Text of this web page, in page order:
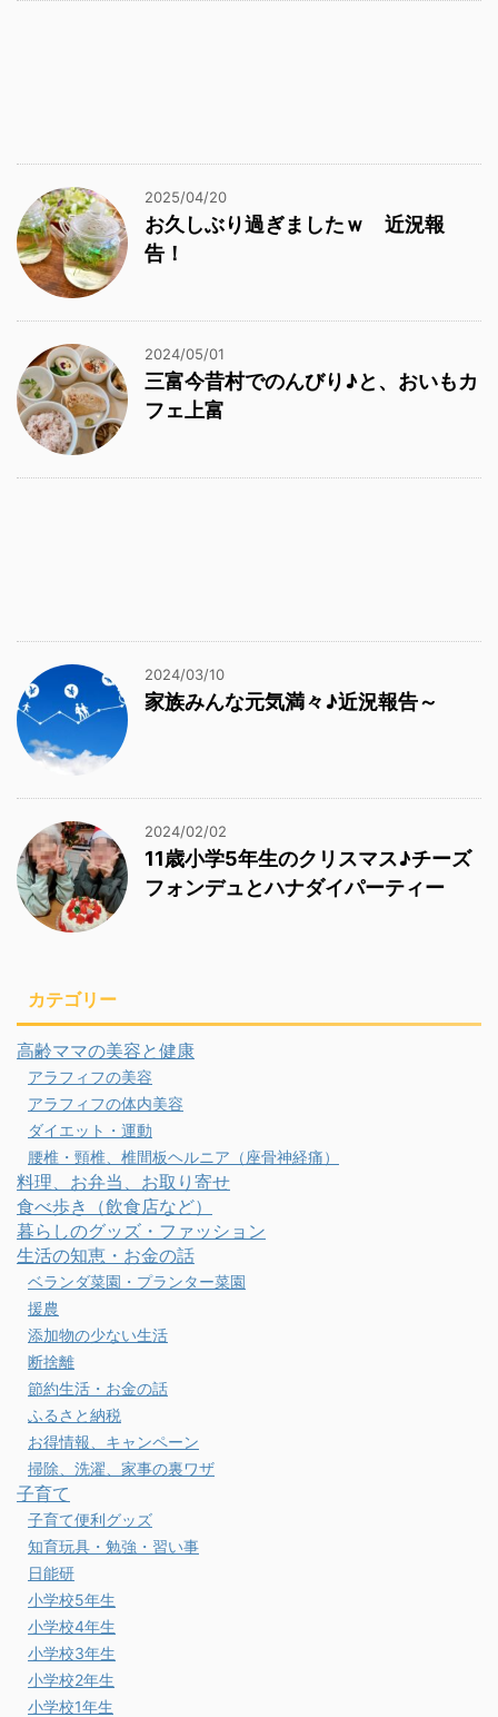
2025/04/20
お久しぶり過ぎましたｗ 近況報
告！
2024/05/01
三富今昔村でのんびり♪と、おいもカ
フェ上富
2024/03/10
家族みんな元気満々♪近況報告～
2024/02/02
11歳小学5年生のクリスマス♪チーズ
フォンデュとハナダイパーティー
カテゴリー
高齢ママの美容と健康
アラフィフの美容
アラフィフの体内美容
ダイエット・運動
腰椎・頸椎、椎間板ヘルニア（座骨神経痛）
料理、お弁当、お取り寄せ
食べ歩き（飲食店など）
暮らしのグッズ・ファッション
生活の知恵・お金の話
ベランダ菜園・プランター菜園
援農
添加物の少ない生活
断捨離
節約生活・お金の話
ふるさと納税
お得情報、キャンペーン
掃除、洗濯、家事の裏ワザ
子育て
子育て便利グッズ
知育玩具・勉強・習い事
日能研
小学校5年生
小学校4年生
小学校3年生
小学校2年生
小学校1年生